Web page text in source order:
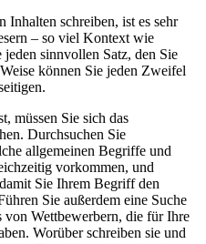
Inhalten schreiben, ist es sehr
– so viel Kontext wie
sinnvollen Satz, den Sie
können Sie jeden Zweifel
müssen Sie sich das
Durchsuchen Sie
allgemeinen Begriffe und
vorkommen, und
Sie Ihrem Begriff den
Sie außerdem eine Suche
von Wettbewerbern, die für Ihre
Worüber schreiben sie und